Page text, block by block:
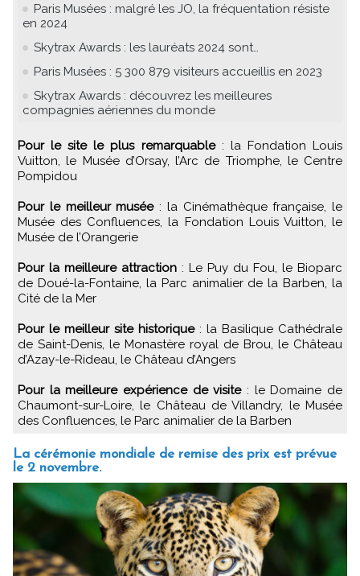
Paris Musées : malgré les JO, la fréquentation résiste
en 2024
Skytrax Awards : les lauréats 2024 sont…
Paris Musées : 5 300 879 visiteurs accueillis en 2023
Skytrax Awards : découvrez les meilleures
compagnies aériennes du monde
Pour le site le plus remarquable : la Fondation Louis
Vuitton, le Musée d’Orsay, l’Arc de Triomphe, le Centre
Pompidou
Pour le meilleur musée : la Cinémathèque française, le
Musée des Confluences, la Fondation Louis Vuitton, le
Musée de l’Orangerie
Pour la meilleure attraction : Le Puy du Fou, le Bioparc
de Doué-la-Fontaine, la Parc animalier de la Barben, la
Cité de la Mer
Pour le meilleur site historique: la Basilique Cathédrale
de Saint-Denis, le Monastère royal de Brou, le Château
d’Azay-le-Rideau, le Château d’Angers
Pour la meilleure expérience de visite: le Domaine de
Chaumont-sur-Loire, le Château de Villandry, le Musée
des Confluences, le Parc animalier de la Barben
La cérémonie mondiale de remise des prix est prévue
le 2 novembre.